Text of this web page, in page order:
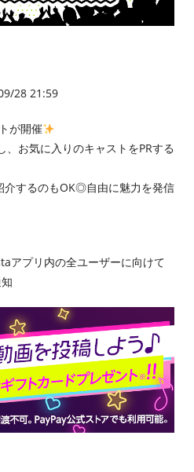
28 21:59
が開催
、お気に入りのキャストをPRする
介するのもOK◎自由に魅力を発信
アプリ内の全ユーザーに向けて